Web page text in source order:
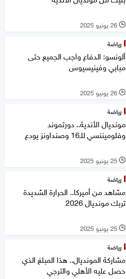
l 26 يونيو 2025
رياضة
ألونسو: الدفاع واجب الجميع حتى
مبابي وفينيسيوس
l 26 يونيو 2025
رياضة
مونديال الأندية.. دورتموند
وفلوميننسي للـ16 وصنداونز يودع
l 25 يونيو 2025
رياضة
مشاهد من أميركا.. الحرارة الشديدة
تربك مونديال 2026
l 25 يونيو 2025
رياضة
مشاركة المونديال.. هذا المبلغ الذي
حصل عليه الأهلي والترجي